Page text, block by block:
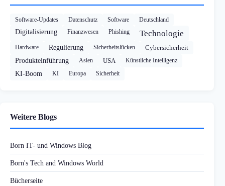
Software-Updates Datenschutz Software Deutschland
Digitalisierung Finanzwesen Phishing Technologie
Hardware Regulierung Sicherheitslücken
Cybersicherheit
Produkteinführung
Asien USA Künstliche Intelligenz
KI-Boom KI Europa Sicherheit
Weitere Blogs
Born IT- und Windows Blog
Born's Tech and Windows World
Bücherseite